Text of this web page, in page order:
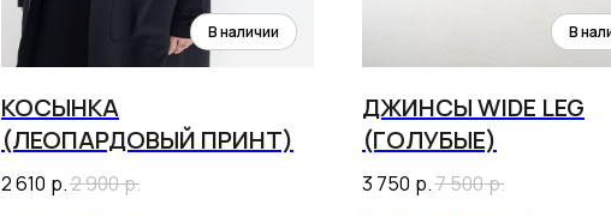
КОСЫНКА
(ЛЕОПАРДОВЫЙ ПРИНТ)
2 610 р.2 900р.
ДЖИНСЫ WIDE LEG
(ГОЛУБЫЕ)
3 750 р.7 500р.